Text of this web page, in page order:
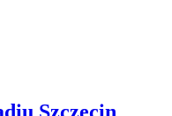
Szczecin